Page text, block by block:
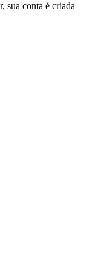
sua conta é criada